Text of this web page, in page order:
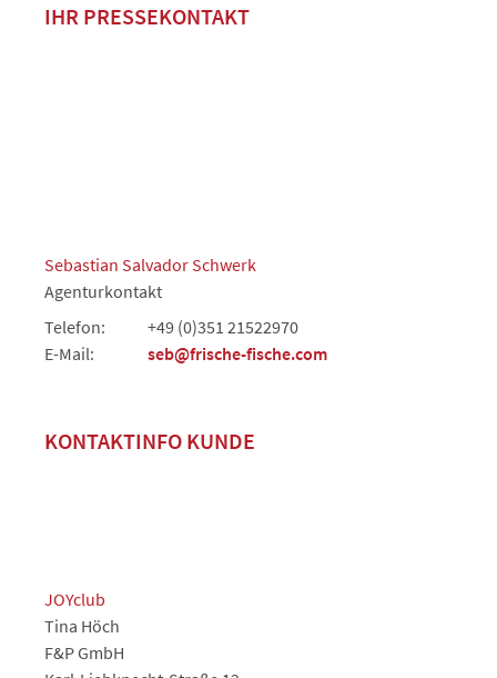
IHR PRESSEKONTAKT
Sebastian Salvador Schwerk
Agenturkontakt
Telefon:
+49 (0)351 21522970
E-Mail:
seb@frische-fische.com
KONTAKTINFO KUNDE
JOYclub
Tina Höch
F&P GmbH